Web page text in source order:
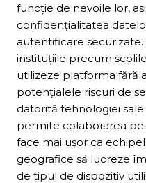
funcție de nevoile lor,
confidențialitatea
autentificare
instituțiile precum
utilizeze platforma fără
potențialele riscuri de
datorită tehnologiei
permite colaborarea
face mai ușor ca
geografice să lucreze
de tipul de dispozitiv